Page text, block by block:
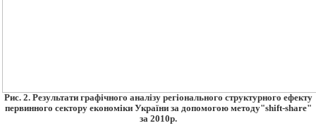
Рис. 2. Результати графічного аналізу регіонального структурного ефекту
первинного сектору економіки України за допомогою методу"shift-share"
за 2010р.